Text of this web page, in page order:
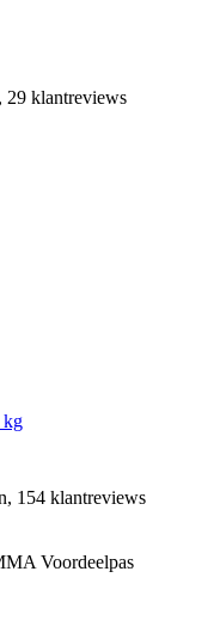
29 klantreviews
kg
154 klantreviews
Voordeelpas